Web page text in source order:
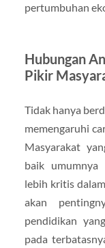
pertumbuhan
Hubungan
Pikir
Tidak hanya
memengaruhi
Masyarakat
baik umumnya
lebih kritis
akan
pendidikan
pada